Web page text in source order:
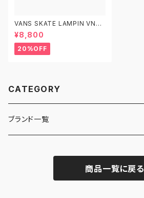
VANS SKATE LAMPIN VN0A
5FCHY28 26.0-29.0 ヴァン
ズ スケートランピン
¥8,800
20%OFF
CATEGORY
ブランド一覧
商品一覧に戻る